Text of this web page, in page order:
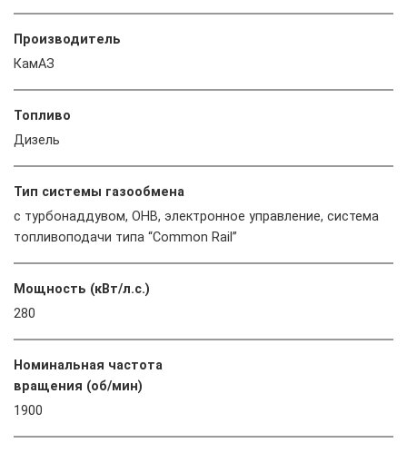
Производитель
КамАЗ
Топливо
Дизель
Тип системы газообмена
с турбонаддувом, ОНВ, электронное управление, система
топливоподачи типа “Common Rail”
Мощность (кВт/л.с.)
280
Номинальная частота
вращения (об/мин)
1900